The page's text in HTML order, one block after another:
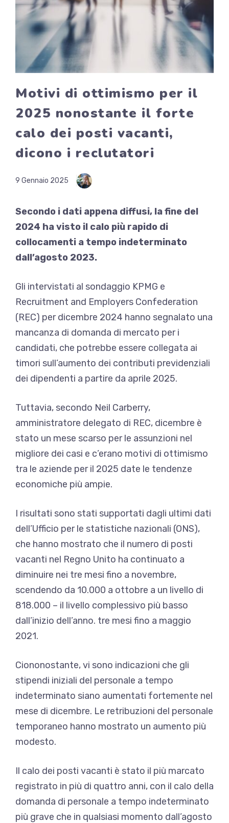
Motivi di ottimismo per il
2025 nonostante il forte
calo dei posti vacanti,
dicono i reclutatori
9 Gennaio 2025
Secondo i dati appena diffusi, la fine del
2024 ha visto il calo più rapido di
collocamenti a tempo indeterminato
dall’agosto 2023.
Gli intervistati al sondaggio KPMG e
Recruitment and Employers Confederation
(REC) per dicembre 2024 hanno segnalato una
mancanza di domanda di mercato per i
candidati, che potrebbe essere collegata ai
timori sull’aumento dei contributi previdenziali
dei dipendenti a partire da aprile 2025.
Tuttavia, secondo Neil Carberry,
amministratore delegato di REC, dicembre è
stato un mese scarso per le assunzioni nel
migliore dei casi e c’erano motivi di ottimismo
tra le aziende per il 2025 date le tendenze
economiche più ampie.
I risultati sono stati supportati dagli ultimi dati
dell’Ufficio per le statistiche nazionali (ONS),
che hanno mostrato che il numero di posti
vacanti nel Regno Unito ha continuato a
diminuire nei tre mesi fino a novembre,
scendendo da 10.000 a ottobre a un livello di
818.000 – il livello complessivo più basso
dall’inizio dell’anno. tre mesi fino a maggio
2021.
Ciononostante, vi sono indicazioni che gli
stipendi iniziali del personale a tempo
indeterminato siano aumentati fortemente nel
mese di dicembre. Le retribuzioni del personale
temporaneo hanno mostrato un aumento più
modesto.
Il calo dei posti vacanti è stato il più marcato
registrato in più di quattro anni, con il calo della
domanda di personale a tempo indeterminato
più grave che in qualsiasi momento dall’agosto